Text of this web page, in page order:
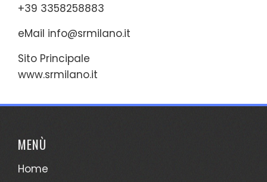
+39 3358258883
eMail info@srmilano.it
Sito Principale
www.srmilano.it
MENÙ
Home